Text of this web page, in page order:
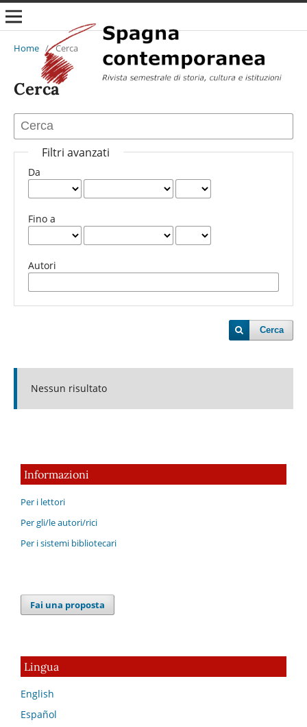
Home / Cerca
Cerca
Filtri avanzati
Da
Fino a
Autori
Cerca
Nessun risultato
Informazioni
Per i lettori
Per gli/le autori/rici
Per i sistemi bibliotecari
Fai una proposta
Lingua
English
Español